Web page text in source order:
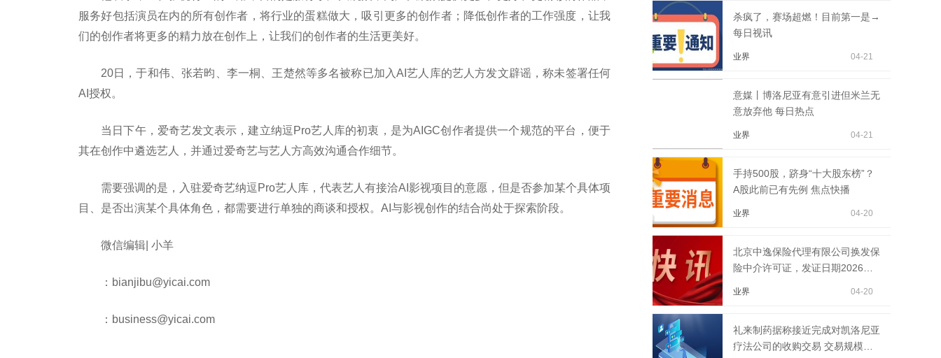
服务好包括演员在内的所有创作者，将行业的蛋糕做大，吸引更多的创作者；降低创作者的工作强度，让我
们的创作者将更多的精力放在创作上，让我们的创作者的生活更美好。
20日，于和伟、张若昀、李一桐、王楚然等多名被称已加入AI艺人库的艺人方发文辟谣，称未签署任何
AI授权。
当日下午，爱奇艺发文表示，建立纳逗Pro艺人库的初衷，是为AIGC创作者提供一个规范的平台，便于
其在创作中遴选艺人，并通过爱奇艺与艺人方高效沟通合作细节。
需要强调的是，入驻爱奇艺纳逗Pro艺人库，代表艺人有接洽AI影视项目的意愿，但是否参加某个具体项
目、是否出演某个具体角色，都需要进行单独的商谈和授权。AI与影视创作的结合尚处于探索阶段。
微信编辑| 小羊
：bianjibu@yicai.com
：business@yicai.com
杀疯了，赛场超燃！目前第一是→
每日视讯
业界 04-21
意媒丨博洛尼亚有意引进但米兰无
意放弃他 每日热点
业界 04-21
手持500股，跻身“十大股东榜”？
A股此前已有先例 焦点快播
业界 04-20
北京中逸保险代理有限公司换发保
险中介许可证，发证日期2026年4
业界 04-20
礼来制药据称接近完成对凯洛尼亚
疗法公司的收购交易 交易规模可